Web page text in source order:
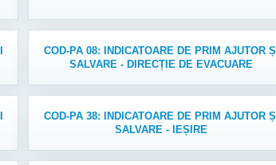
COD-PA 08: INDICATOARE DE PRIM AJUTOR ȘI
SALVARE - DIRECȚIE DE EVACUARE
COD-PA 38: INDICATOARE DE PRIM AJUTOR ȘI
SALVARE - IEȘIRE